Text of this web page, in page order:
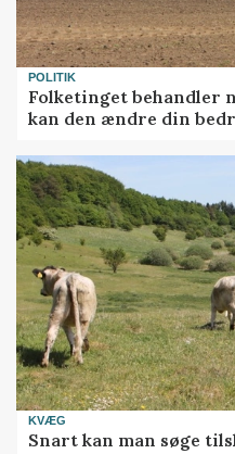
POLITIK
Folketinget behandler
kan den ændre din
KVÆG
Snart kan man søge